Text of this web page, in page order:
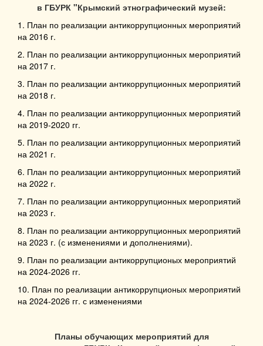
в ГБУРК "Крымский этнографический музей:
1. План по реализации антикоррупционных мероприятий
на 2016 г.
2. План по реализации антикоррупционных мероприятий
на 2017 г.
3. План по реализации антикоррупционных мероприятий
на 2018 г.
4. План по реализации антикоррупционных мероприятий
на 2019-2020 гг.
5. План по реализации антикоррупционных мероприятий
на 2021 г.
6. План по реализации антикоррупционных мероприятий
на 2022 г.
7. План по реализации антикоррупционных мероприятий
на 2023 г.
8. План по реализации антикоррупционных мероприятий
на 2023 г. (с изменениями и дополнениями).
9. План по реализации антикоррупционых мероприятий
на 2024-2026 гг.
10. План по реализации антикоррупционых мероприятий
на 2024-2026 гг. с изменениями
Планы обучающих мероприятий для